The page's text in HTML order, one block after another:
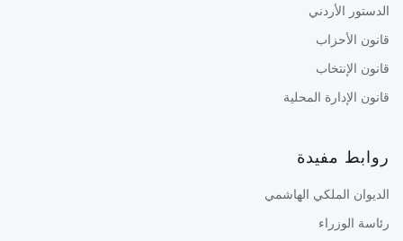
الدستور الأردني
قانون الأحزاب
قانون الإنتخاب
قانون الإدارة المحلية
روابط مفيدة
الديوان الملكي الهاشمي
رئاسة الوزراء